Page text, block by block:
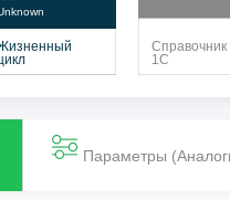
Параметры